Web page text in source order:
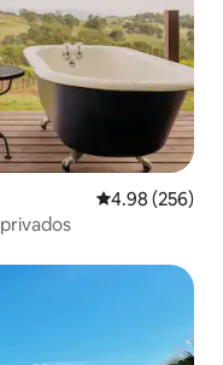
Calificación
4.98 (256)